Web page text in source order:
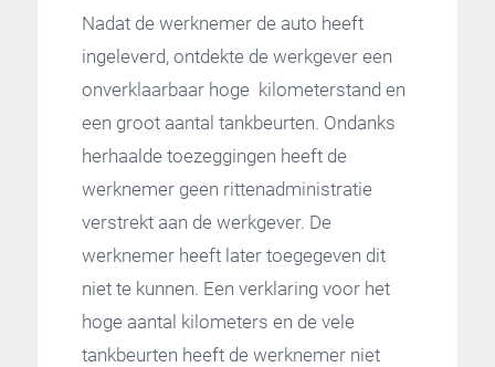
Nadat de werknemer de auto heeft
ingeleverd, ontdekte de werkgever een
onverklaarbaar hoge kilometerstand en
een groot aantal tankbeurten. Ondanks
herhaalde toezeggingen heeft de
werknemer geen rittenadministratie
verstrekt aan de werkgever. De
werknemer heeft later toegegeven dit
niet te kunnen. Een verklaring voor het
hoge aantal kilometers en de vele
tankbeurten heeft de werknemer niet